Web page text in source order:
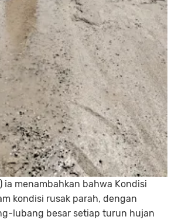
ia menambahkan bahwa Kondisi
kondisi rusak parah, dengan
lubang besar setiap turun hujan